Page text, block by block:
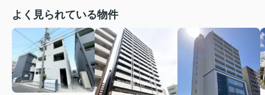
よく見られている物件